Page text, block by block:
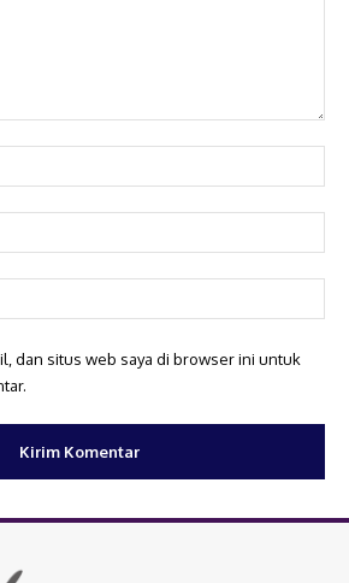
dan situs web saya di browser ini untuk